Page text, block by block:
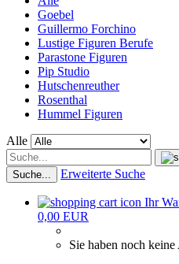
Goebel
Guillermo Forchino
Lustige Figuren Berufe
Parastone Figuren
Pip Studio
Hutschenreuther
Rosenthal
Hummel Figuren
Alle
Suche... Erweiterte Suche
Ihr
0,00 EUR
Sie haben noch